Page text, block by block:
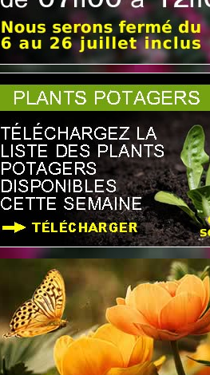
Vous trouverez dessurfinias, des
impatients, descyclamens, des
décoratifs, dessuspensions
jardinières
PLUS D'INFO